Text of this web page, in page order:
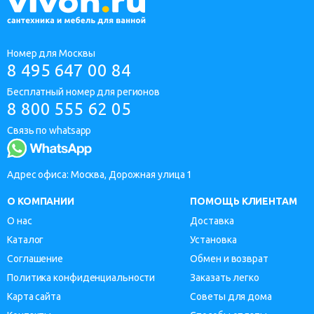
Номер для Москвы
8 495 647 00 84
Бесплатный номер для регионов
8 800 555 62 05
Связь по whatsapp
Адрес офиса: Москва, Дорожная улица 1
О КОМПАНИИ
О нас
Каталог
Соглашение
Политика конфиденциальности
Карта сайта
ПОМОЩЬ КЛИЕНТАМ
Доставка
Установка
Обмен и возврат
Заказать легко
Советы для дома